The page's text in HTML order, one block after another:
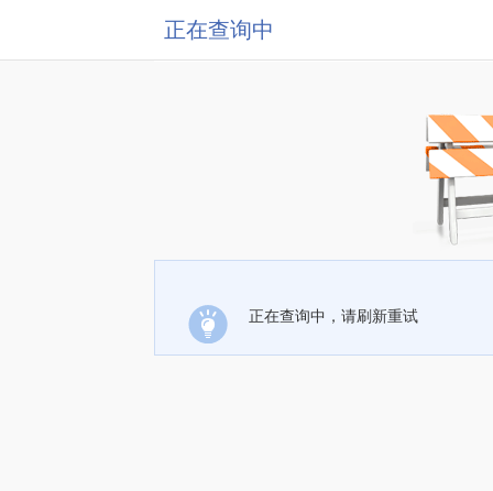
正在查询中
正在查询中，请刷新重试